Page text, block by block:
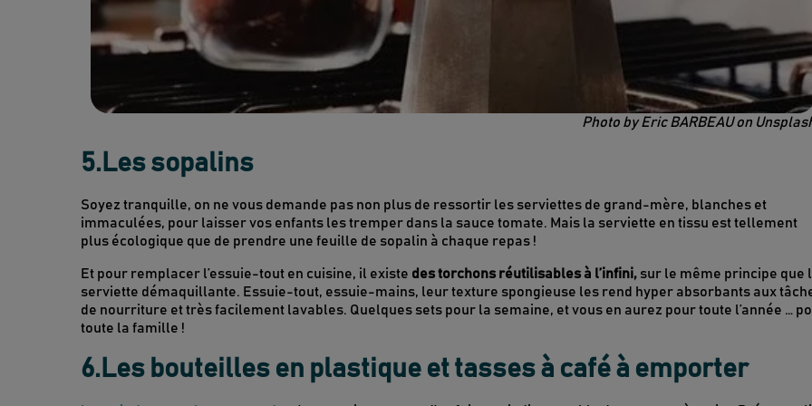
Photo by Eric BARBEAU on
5.Les sopalins
Soyez tranquille, on ne vous demande pas non plus de ressortir les serviettes de grand-mère, blanches et
immaculées, pour laisser vos enfants les tremper dans la sauce tomate. Mais la serviette en tissu est tellement
plus écologique que de prendre une feuille de sopalin à chaque repas !
Et pour remplacer l’essuie-tout en cuisine, il existe des torchons réutilisables à l’infini, sur le même principe que
serviette démaquillante. Essuie-tout, essuie-mains, leur texture spongieuse les rend hyper absorbants aux
de nourriture et très facilement lavables. Quelques sets pour la semaine, et vous en aurez pour toute l’année …
toute la famille !
6.Les bouteilles en plastique et tasses à café à emporter